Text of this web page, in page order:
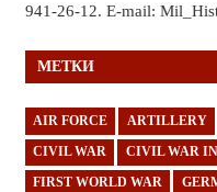
941-26-12. E-mail:
МЕТКИ
AIR FORCE ARTILLERY
CIVIL WAR CIVIL WAR
FIRST WORLD WAR